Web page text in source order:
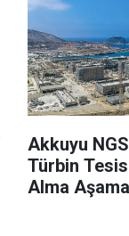
Akkuyu
Türbin
Alma